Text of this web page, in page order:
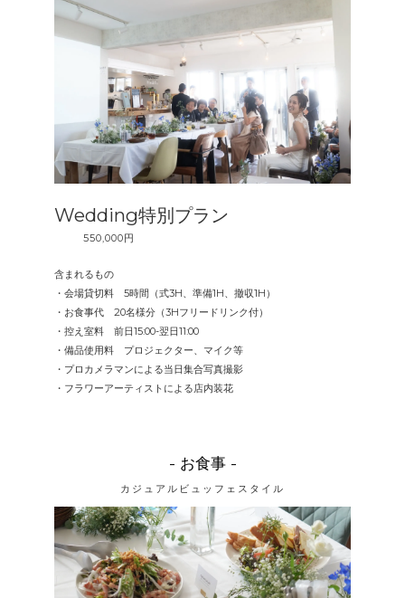
Wedding特別プラン
550,000円
含まれるもの
・会場貸切料 5時間（式3H、準備1H、撤収1H）
・お食事代 20名様分（3Hフリードリンク付）
・控え室料 前日15:00-翌日11:00
・備品使用料 プロジェクター、マイク等
・プロカメラマンによる当日集合写真撮影
・フラワーアーティストによる店内装花
- お食事 -
カジュアルビュッフェスタイル